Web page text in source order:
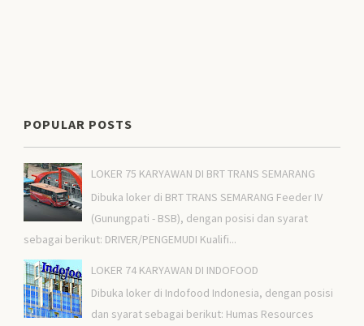
POPULAR POSTS
LOKER 75 KARYAWAN DI BRT TRANS SEMARANG
Dibuka loker di BRT TRANS SEMARANG Feeder IV
(Gunungpati - BSB), dengan posisi dan syarat
sebagai berikut: DRIVER/PENGEMUDI Kualifi...
LOKER 74 KARYAWAN DI INDOFOOD
Dibuka loker di Indofood Indonesia, dengan posisi
dan syarat sebagai berikut: Humas Resources